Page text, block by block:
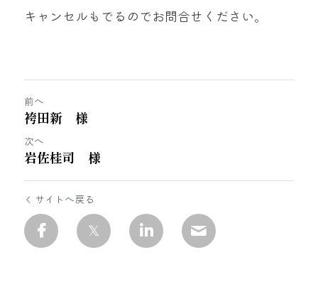
キャンセルもでるのでお問合せください。
前へ
袴田新 様
次へ
岩佐桂司 様
サイトへ戻る